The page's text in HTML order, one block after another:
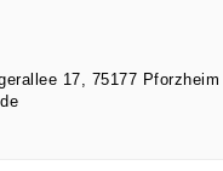
17 75177 Pforzheim